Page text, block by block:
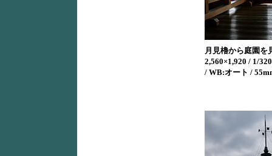
月見櫓から庭園を
2,560×1,920 / 1/
/ WB:オート /